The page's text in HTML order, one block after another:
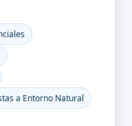
a Entorno Natural